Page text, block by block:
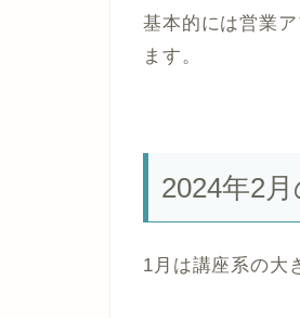
基本的には営業
ます。
2024年2
1月は講座系の大